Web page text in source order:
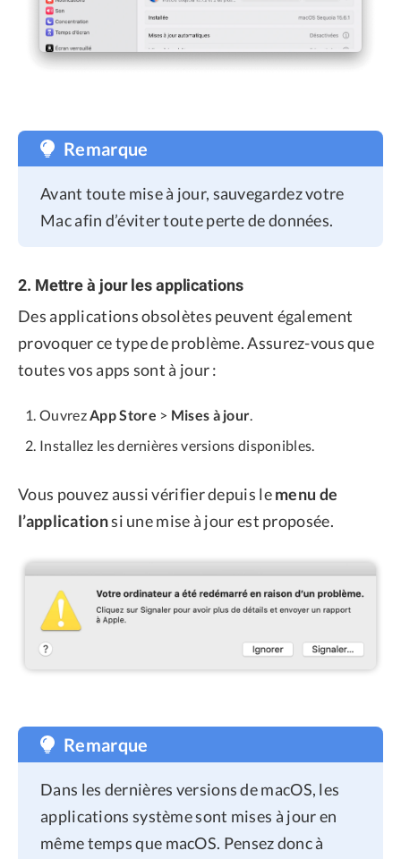
Remarque
Avant toute mise à jour, sauvegardez votre
Mac afin d’éviter toute perte de données.
2. Mettre à jour les applications
Des applications obsolètes peuvent également
provoquer ce type de problème. Assurez-vous que
toutes vos apps sont à jour :
Ouvrez App Store > Mises à jour
Installez les dernières versions disponibles.
Vous pouvez aussi vérifier depuis lemenu de
l’applicationsi une mise à jour est proposée.
Remarque
Dans les dernières versions de macOS, les
applications système sont mises à jour en
même temps que macOS. Pensez donc à